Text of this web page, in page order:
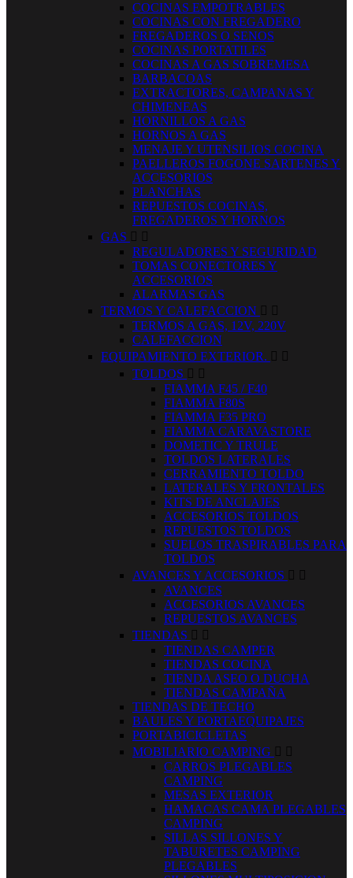
COCINAS EMPOTRABLES
COCINAS CON FREGADERO
FREGADEROS O SENOS
COCINAS PORTATILES
COCINAS A GAS SOBREMESA
BARBACOAS
EXTRACTORES, CAMPANAS Y
CHIMENEAS
HORNILLOS A GAS
HORNOS A GAS
MENAJE Y UTENSILIOS COCINA
PAELLEROS FOGONE SARTENES Y
ACCESORIOS
PLANCHAS
REPUESTOS COCINAS,
FREGADEROS Y HORNOS
GAS  
REGULADORES Y SEGURIDAD
TOMAS CONECTORES Y
ACCESORIOS
ALARMAS GAS
TERMOS Y CALEFACCION  
TERMOS A GAS, 12V, 220V
CALEFACCION
EQUIPAMIENTO EXTERIOR.  
TOLDOS  
FIAMMA F45 / F40
FIAMMA F80S
FIAMMA F35 PRO
FIAMMA CARAVASTORE
DOMETIC Y TRULE
TOLDOS LATERALES
CERRAMIENTO TOLDO
LATERALES Y FRONTALES
KITS DE ANCLAJES
ACCESORIOS TOLDOS
REPUESTOS TOLDOS
SUELOS TRASPIRABLES PARA
TOLDOS
AVANCES Y ACCESORIOS  
AVANCES
ACCESORIOS AVANCES
REPUESTOS AVANCES
TIENDAS  
TIENDAS CAMPER
TIENDAS COCINA
TIENDA ASEO O DUCHA
TIENDAS CAMPAÑA
TIENDAS DE TECHO
BAULES Y PORTAEQUIPAJES
PORTABICICLETAS
MOBILIARIO CAMPING  
CARROS PLEGABLES
CAMPING
MESAS EXTERIOR
HAMACAS CAMA PLEGABLES
CAMPING
SILLAS SILLONES Y
TABURETES CAMPING
PLEGABLES